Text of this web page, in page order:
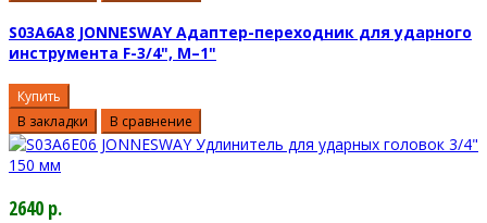
S03A6A8 JONNESWAY Адаптер-переходник для ударного
инструмента F-3/4", M–1"
Купить
В закладки
В сравнение
2640 р.